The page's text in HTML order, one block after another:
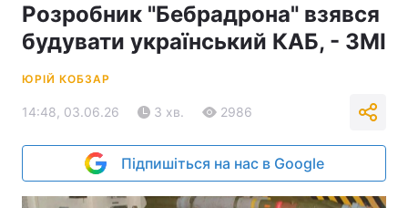
Розробник "Бебрадрона" взявся
будувати український КАБ, - ЗМІ
ЮРІЙ КОБЗАР
14:48, 03.06.26 3 хв. 2986
Підпишіться на нас в Google